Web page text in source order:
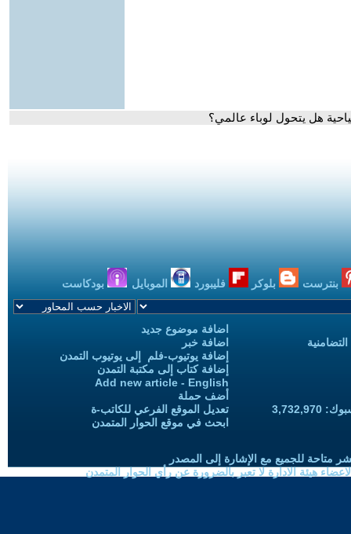
هل يتحول لوباء عالمي؟
بنترست بلوكر فليبورد الموبايل بودكاست
اضافة موضوع جديد
اضافة خبر
إضافة يوتيوب-فلم إلى يوتيوب التمدن
إضافة كتاب إلى مكتبة التمدن
Add new article - English
أضف حملة
تعديل الموقع الفرعي للكاتب-ة
ابحث في موقع الحوار المتمدن
متاحة للجميع مع الإشارة إلى المصدر
هيئة الادارة لا تعبر بالضرورة عن رأي الحوار المتمدن